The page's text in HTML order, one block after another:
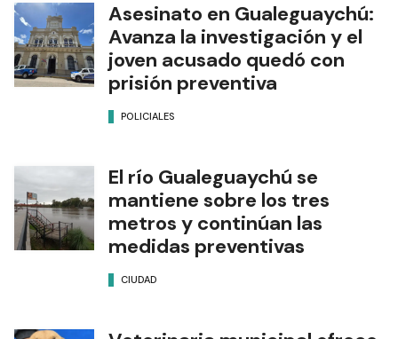
Asesinato en Gualeguaychú:
Avanza la investigación y el
joven acusado quedó con
prisión preventiva
POLICIALES
El río Gualeguaychú se
mantiene sobre los tres
metros y continúan las
medidas preventivas
CIUDAD